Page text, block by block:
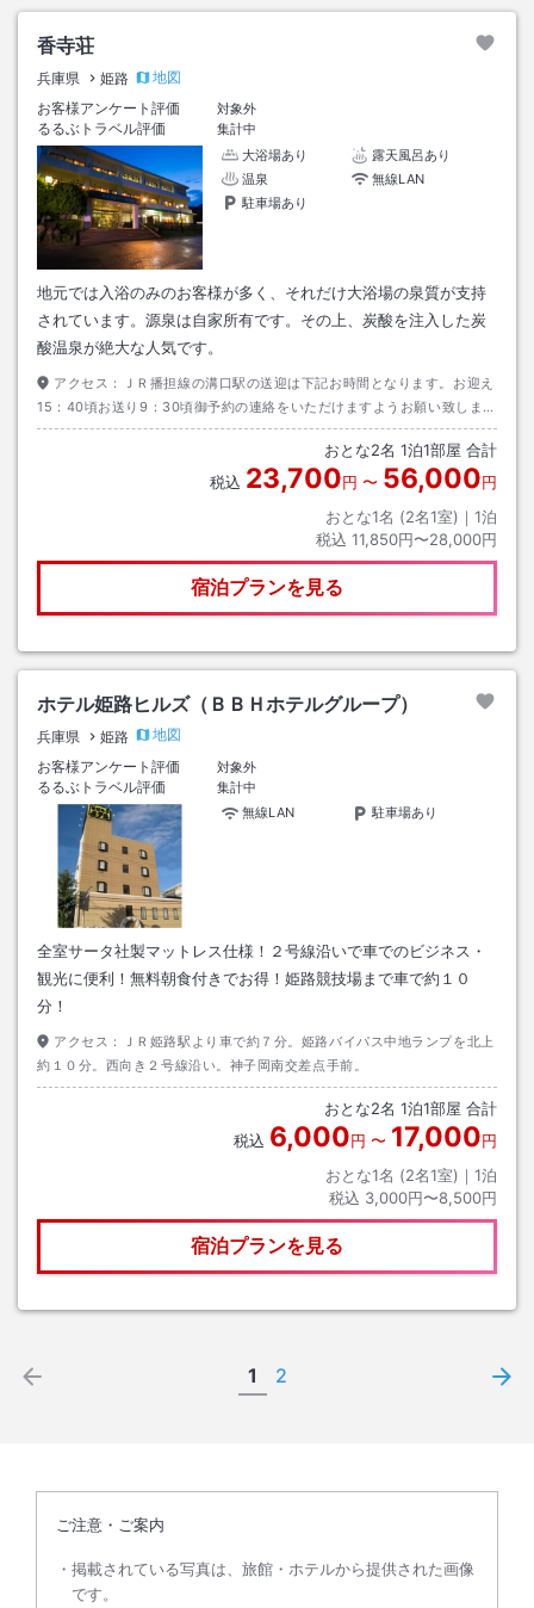
香寺荘
兵庫県 姫路
地図
お客様アンケート評価
対象外
るるぶトラベル評価
集計中
大浴場あり
露天風呂あり
温泉
無線LAN
駐車場あり
地元では入浴のみのお客様が多く、それだけ大浴場の泉質が支持
されています。源泉は自家所有です。その上、炭酸を注入した炭
酸温泉が絶大な人気です。
アクセス：
ＪＲ播担線の溝口駅の送迎は下記お時間となります。お迎え
15：40頃お送り9：30頃御予約の連絡をいただけますようお願い致しま
す。
おとな2名 1泊1部屋 合計
税込 23,700円 〜 56,000円
おとな1名 (2名1室)｜ 1泊
税込 11,850円〜28,000円
宿泊プランを見る
ホテル姫路ヒルズ（ＢＢＨホテルグループ）
兵庫県 姫路
地図
お客様アンケート評価
対象外
るるぶトラベル評価
集計中
無線LAN
駐車場あり
全室サータ社製マットレス仕様！２号線沿いで車でのビジネス・
観光に便利！無料朝食付きでお得！姫路競技場まで車で約１０
分！
アクセス：
ＪＲ姫路駅より車で約７分。姫路バイパス中地ランプを北上
約１０分。西向き２号線沿い。神子岡南交差点手前。
おとな2名 1泊1部屋 合計
税込 6,000円 〜 17,000円
おとな1名 (2名1室)｜ 1泊
税込 3,000円〜8,500円
宿泊プランを見る
1 2
ご注意・ご案内
掲載されている写真は、旅館・ホテルから提供された画像
です。